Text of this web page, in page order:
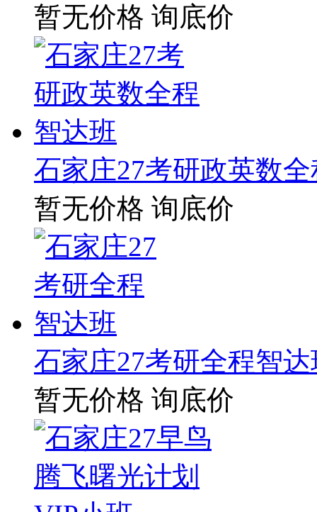
暂无价格 询底价
石家庄27考研政英数
暂无价格 询底价
石家庄27考研全程智达
暂无价格 询底价